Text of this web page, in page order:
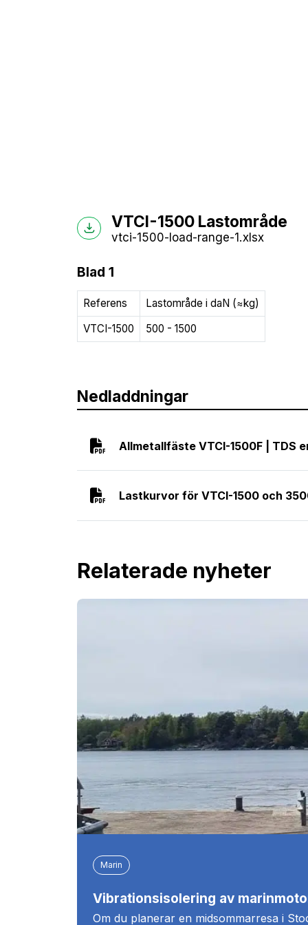
VTCI-1500 Lastområde
vtci-1500-load-range-1.xlsx
Blad 1
Referens
Lastområde i daN (≈kg)
VTCI-1500
500 - 1500
Nedladdningar
Allmetallfäste VTCI-1500F | TDS
Lastkurvor för VTCI-1500 och
Relaterade nyheter
Marin
Vibrationsisolering av
Om du planerar en midsommarresa i